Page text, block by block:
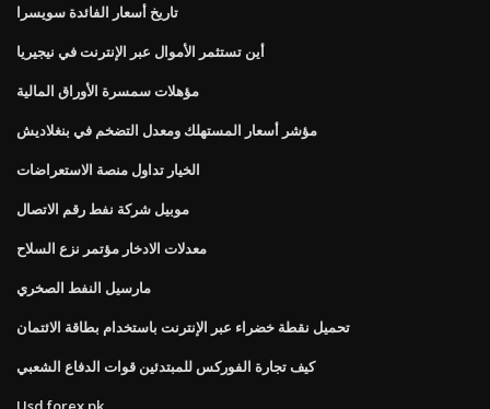
تاريخ أسعار الفائدة سويسرا
أين تستثمر الأموال عبر الإنترنت في نيجيريا
مؤهلات سمسرة الأوراق المالية
مؤشر أسعار المستهلك ومعدل التضخم في بنغلاديش
الخيار تداول منصة الاستعراضات
موبيل شركة نفط رقم الاتصال
معدلات الادخار مؤتمر نزع السلاح
مارسيل النفط الصخري
تحميل نقطة خضراء عبر الإنترنت باستخدام بطاقة الائتمان
كيف تجارة الفوركس للمبتدئين قوات الدفاع الشعبي